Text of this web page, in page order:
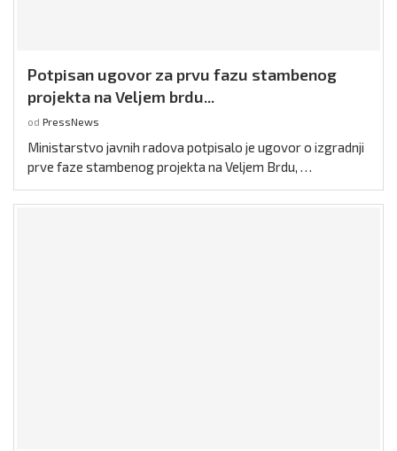
Potpisan ugovor za prvu fazu stambenog
projekta na Veljem brdu...
od PressNews
Ministarstvo javnih radova potpisalo je ugovor o izgradnji
prve faze stambenog projekta na Veljem Brdu, …